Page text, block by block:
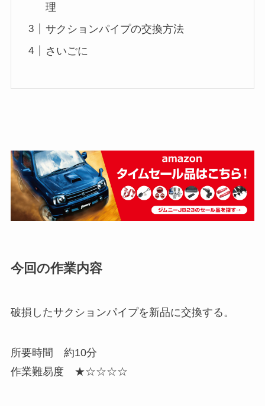
理
サクションパイプの交換方法
さいごに
今回の作業内容
破損したサクションパイプを新品に交換する。
所要時間 約10分
作業難易度 ★☆☆☆☆